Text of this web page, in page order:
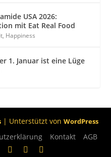
USA 2026:
mit Eat Real Food
, Happiness
1. Januar ist eine Lüge
| Unterstützt von WordPress
Kontakt AGB